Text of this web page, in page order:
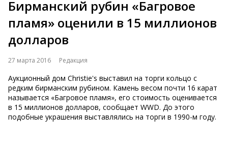
Бирманский рубин «Багровое
пламя» оценили в 15 миллионов
долларов
27 марта 2016 Редакция
Аукционный дом Christie's выставил на торги кольцо с
редким бирманским рубином. Камень весом почти 16 карат
называется «Багровое пламя», его стоимость оценивается
в 15 миллионов долларов, сообщает WWD. До этого
подобные украшения выставлялись на торги в 1990-м году.